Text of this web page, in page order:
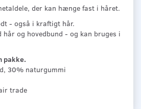
der kan hænge fast i håret.
- også i kraftigt hår.
hår og hovedbund - og kan bruges i
pakke.
30% naturgummi
trade